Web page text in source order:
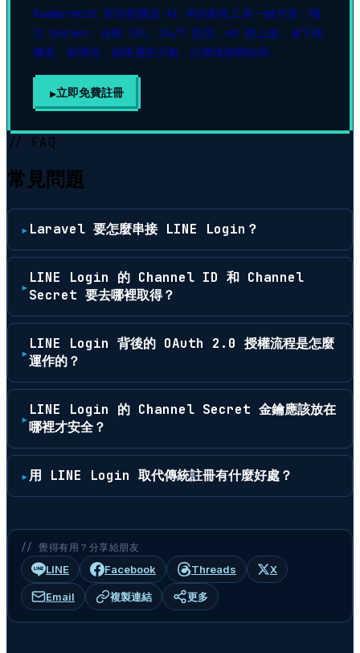
RoamerHost 幫你把開源 AI 與自動化工具一鍵代管：獨
立 Docker、自動 SSL、24/7 監控，60 秒上線。省下租
機器、裝環境、顧維運的力氣，訂閱就能開始用。
▶立即免費註冊
// FAQ
常見問題
Laravel 要怎麼串接 LINE Login？
LINE Login 的 Channel ID 和 Channel
Secret 要去哪裡取得？
LINE Login 背後的 OAuth 2.0 授權流程是怎麼
運作的？
LINE Login 的 Channel Secret 金鑰應該放在
哪裡才安全？
用 LINE Login 取代傳統註冊有什麼好處？
// 覺得有用？分享給朋友
LINE Facebook Threads X
Email 複製連結 更多